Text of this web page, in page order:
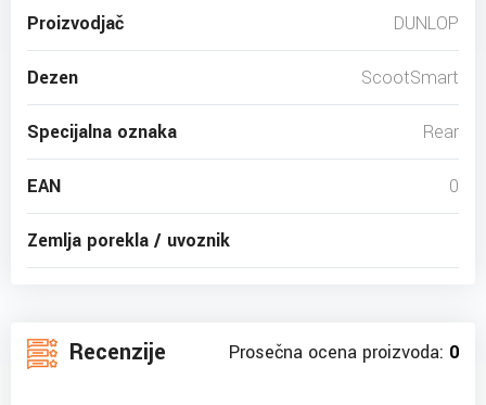
Proizvodjač DUNLOP
Dezen ScootSmart
Specijalna oznaka Rear
EAN 0
Zemlja porekla / uvoznik
Recenzije Prosečna ocena proizvoda: 0